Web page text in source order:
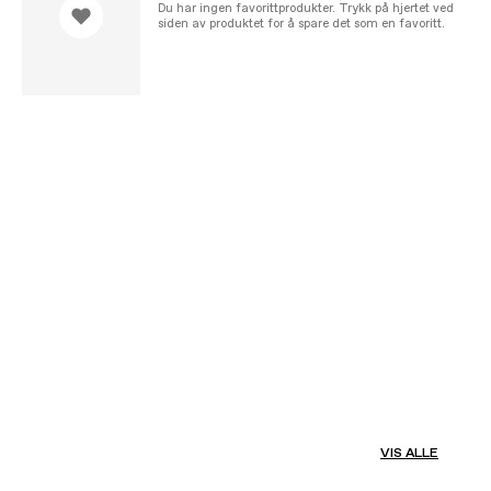
Du har ingen favorittprodukter. Trykk på hjertet ved
siden av produktet for å spare det som en favoritt.
VIS ALLE